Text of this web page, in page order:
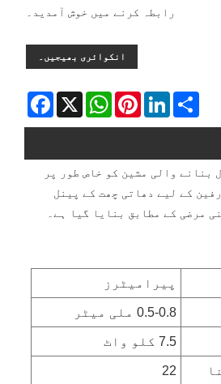
رابطہ کرنے میں خوش آمدید۔
انکوائری بھیجیں۔
Facebook X
WhatsAppPinterestLinkedInShare
بنانے والی مشین کو خاص طور پر
کے لیے دھاتی چھت کے پینل
مرضی کے مطابق بنایا گیا ہے۔
پیرامیٹرز
0.5-0.8 ملی میٹر
7.5 کلو واٹ
22